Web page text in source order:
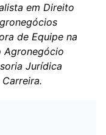
em Direito
de Equipe na
Agronegócio
Jurídica